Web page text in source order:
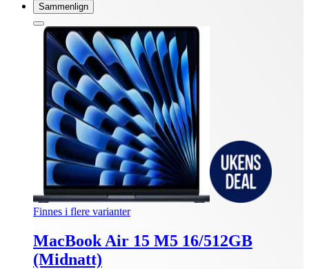
Sammenlign
Finnes i flere varianter
MacBook Air 15 M5 16/512GB
(Midnatt)